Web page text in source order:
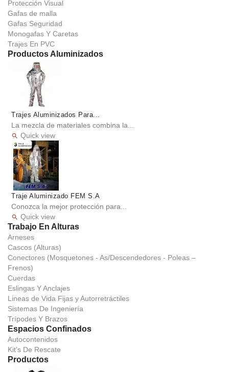
Protección Visual
Gafas de malla
Gafas Seguridad
Monogafas Y Caretas
Trajes En PVC
Productos Aluminizados
Trajes Aluminizados Para...
La mezcla de materiales combina la...
 Quick view
Traje Aluminizado FEM S.A
Conozca la mejor protección para...
 Quick view
Trabajo En Alturas
Arneses
Cascos (Alturas)
Conectores (Mosquetones - As/Descendedores - Poleas –
Frenos)
Cuerdas
Eslingas Y Anclajes
Lineas de Vida Fijas y Autorretráctiles
Sistemas De Ingeniería
Trípodes Y Brazos
Espacios Confinados
Autocontenidos
Kit's De Rescate
Productos